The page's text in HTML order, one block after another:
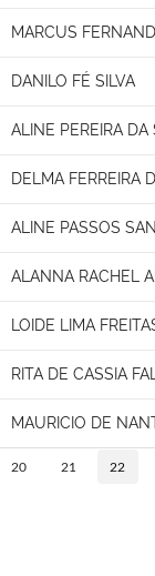
MARCUS
DANILO FÉ SILVA
ALINE PEREIRA DA
DELMA FERREIRA
ALINE PASSOS
ALANNA RACHEL
LOIDE LIMA
RITA DE CASSIA
MAURICIO DE
20 21 22